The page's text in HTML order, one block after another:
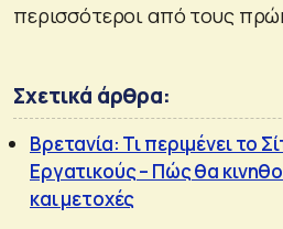
περισσότεροι από τους
Σχετικά άρθρα:
Βρετανία: Τι περιμένει το
Εργατικούς – Πώς θα
και μετοχές